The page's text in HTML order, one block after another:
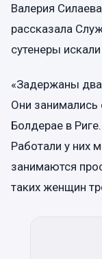
Валерия
рассказала
сутенеры
«Задержаны
Они занимались
Болдерае в
Работали у них
занимаются
таких женщин